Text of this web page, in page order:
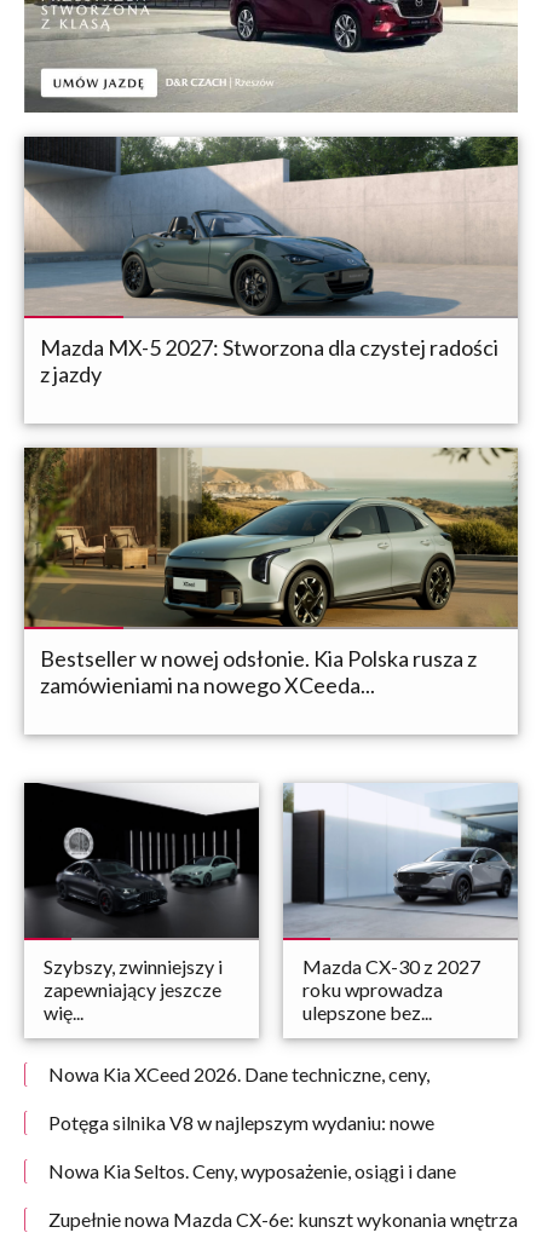
Mazda MX-5 2027: Stworzona dla czystej radości
z jazdy
Bestseller w nowej odsłonie. Kia Polska rusza z
zamówieniami na nowego XCeeda...
Szybszy, zwinniejszy i
zapewniający jeszcze
wię...
Mazda CX-30 z 2027
roku wprowadza
ulepszone bez...
Nowa Kia XCeed 2026. Dane techniczne, ceny,
Potęga silnika V8 w najlepszym wydaniu: nowe
4MATIC+
Nowa Kia Seltos. Ceny, wyposażenie, osiągi i dane
Zupełnie nowa Mazda CX-6e: kunszt wykonania wnętrza